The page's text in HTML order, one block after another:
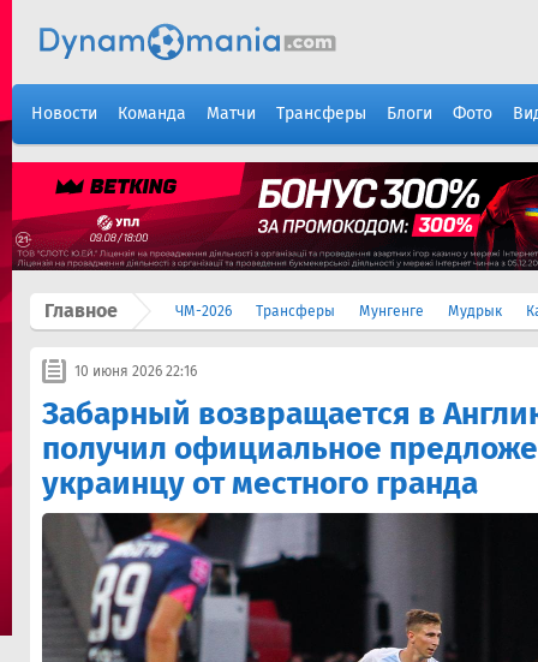
Новости Команда Матчи Трансферы Блоги Фото
Главное ЧМ-2026 Трансферы Мунгенге Мудрык
10 июня 2026 22:16
Забарный возвращается в
получил официальное
украинцу от местного гранда